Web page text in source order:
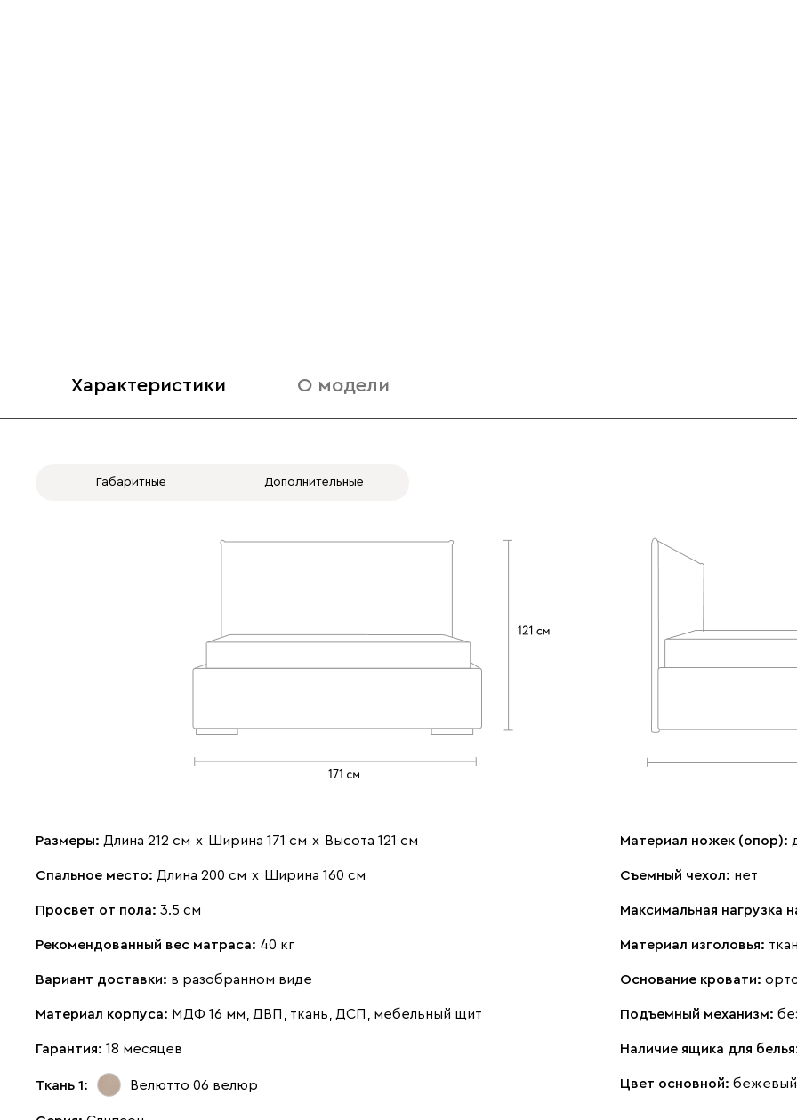
Характеристики О модели
Габаритные Дополнительные
Размеры: Длина 212 см х Ширина 171 см х Высота 121 см
Спальное место: Длина 200 см х Ширина 160 см
Просвет от пола: 3.5 см
Рекомендованный вес матраса: 40 кг
Вариант доставки: в разобранном виде
Материал корпуса: МДФ 16 мм, ДВП, ткань, ДСП, мебельный щит
Гарантия: 18 месяцев
Ткань 1: Велютто 06 велюр
Материал ножек (опор):
Съемный чехол: нет
Максимальная нагрузка
Материал изголовья:
Основание кровати:
Подъемный механизм:
Наличие ящика для
Цвет основной: бежевый